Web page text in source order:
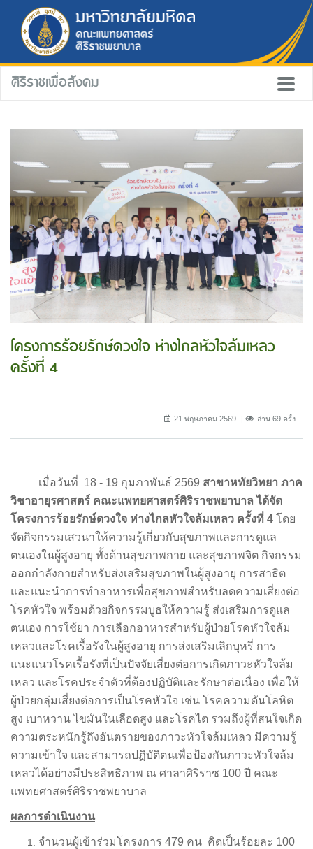
ศิริราชเพื่อสังคม
โครงการร้อยรักษ์ดวงใจ ห่างไกลหัวใจล้มเหลว
ครั้งที่ 4
21 พฤษภาคม 2569 อ่าน 69 ครั้ง
เมื่อวันที่ 18 - 19 กุมภาพันธ์ 2569 สาขาหทัยวิทยา ภาค
วิชาอายุรศาสตร์ คณะแพทยศาสตร์ศิริราชพยาบาล ได้จัด
โครงการร้อยรักษ์ดวงใจ ห่างไกลหัวใจล้มเหลว ครั้งที่ 4 โดย
จัดกิจกรรมเสวนาให้ความรู้เกี่ยวกับสุขภาพและการดูแล
ตนเองในผู้สูงอายุ ทั้งด้านสุขภาพกาย และสุขภาพจิต กิจกรรม
ออกกำลังกายสำหรับส่งเสริมสุขภาพในผู้สูงอายุ การสาธิต
และแนะนำการทำอาหารเพื่อสุขภาพสำหรับลดความเสี่ยงต่อ
โรคหัวใจ พร้อมด้วยกิจกรรมบูธให้ความรู้ ส่งเสริมการดูแล
ตนเอง การใช้ยา การเลือกอาหารสำหรับผู้ป่วยโรคหัวใจล้ม
เหลวและโรคเรื้อรังในผู้สูงอายุ การส่งเสริมเลิกบุหรี่ การ
แนะแนวโรคเรื้อรังที่เป็นปัจจัยเสี่ยงต่อการเกิดภาวะหัวใจล้ม
เหลว และโรคประจำตัวที่ต้องปฏิบัติและรักษาต่อเนื่อง เพื่อให้
ผู้ป่วยกลุ่มเสี่ยงต่อการเป็นโรคหัวใจ เช่น โรคความดันโลหิต
สูง เบาหวาน ไขมันในเลือดสูง และโรคไต รวมถึงผู้ที่สนใจเกิด
ความตระหนักรู้ถึงอันตรายของภาวะหัวใจล้มเหลว มีความรู้
ความเข้าใจ และสามารถปฏิบัติตนเพื่อป้องกันภาวะหัวใจล้ม
เหลวได้อย่างมีประสิทธิภาพ ณ ศาลาศิริราช 100 ปี คณะ
แพทยศาสตร์ศิริราชพยาบาล
ผลการดำเนินงาน
จำนวนผู้เข้าร่วมโครงการ 479 คน คิดเป็นร้อยละ 100